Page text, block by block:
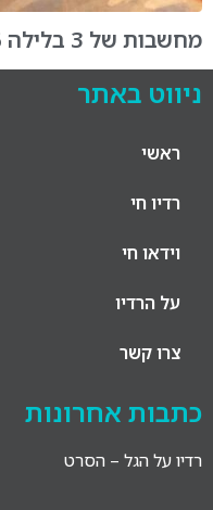
מחשבות של 3 בלילה 2.6.26
ניווט באתר
ראשי
רדיו חי
וידאו חי
על הרדיו
צרו קשר
כתבות אחרונות
רדיו על הגל – הסרט